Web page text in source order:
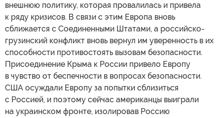
внешнюю политику, которая провалилась и привела
к ряду кризисов. В связи с этим Европа вновь
сближается с Соединенными Штатами, а российско-
грузинский конфликт вновь вернул им уверенность в их
способности противостоять вызовам безопасности.
Присоединение Крыма к России привело Европу
в чувство от беспечности в вопросах безопасности.
США осуждали Европу за попытки сблизиться
с Россией, и поэтому сейчас американцы выиграли
на украинском фронте, изолировав Россию